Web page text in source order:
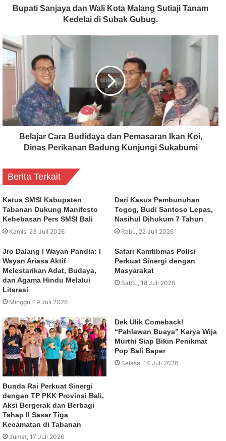
Bupati Sanjaya dan Wali Kota Malang Sutiaji Tanam
Kedelai di Subak Gubug.
Belajar Cara Budidaya dan Pemasaran Ikan Koi,
Dinas Perikanan Badung Kunjungi Sukabumi
Berita Terkait
Ketua SMSI Kabupaten
Tabanan Dukung Manifesto
Kebebasan Pers SMSI Bali
Kamis, 23 Juli 2026
Dari Kasus Pembunuhan
Togog, Budi Santoso Lepas,
Nasihul Dihukum 7 Tahun
Rabu, 22 Juli 2026
Jro Dalang I Wayan Pandia: I
Wayan Ariasa Aktif
Melestarikan Adat, Budaya,
dan Agama Hindu Melalui
Literasi
Minggu, 19 Juli 2026
Safari Kamtibmas Polisi
Perkuat Sinergi dengan
Masyarakat
Sabtu, 18 Juli 2026
Bunda Rai Perkuat Sinergi
dengan TP PKK Provinsi Bali,
Aksi Bergerak dan Berbagi
Tahap II Sasar Tiga
Kecamatan di Tabanan
Jumat, 17 Juli 2026
Dek Ulik Comeback!
“Pahlawan Buaya” Karya Wija
Murthi Siap Bikin Penikmat
Pop Bali Baper
Selasa, 14 Juli 2026